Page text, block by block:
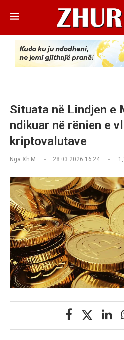
Situata në Lindjen e
ndikuar në rënien e
kriptovalutave
Nga Xh M 28.03.2026 16:24